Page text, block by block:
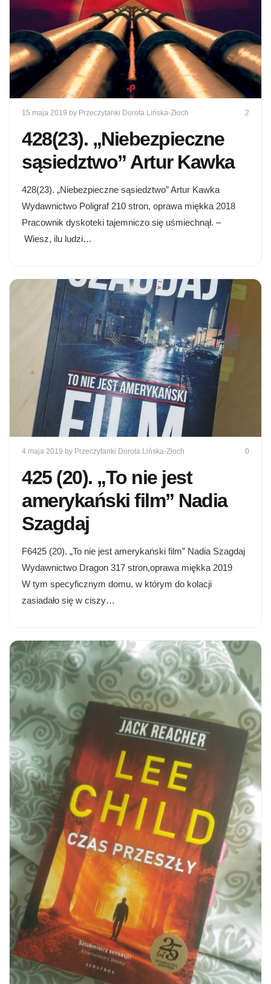
15 maja 2019 by Przeczytanki Dorota Lińska-Złoch 2
428(23). „Niebezpieczne
sąsiedztwo” Artur Kawka
428(23). „Niebezpieczne sąsiedztwo” Artur Kawka
Wydawnictwo Poligraf 210 stron, oprawa miękka 2018
Pracownik dyskoteki tajemniczo się uśmiechnął. –
Wiesz, ilu ludzi…
4 maja 2019 by Przeczytanki Dorota Lińska-Złoch 0
425 (20). „To nie jest
amerykański film” Nadia
Szagdaj
F6425 (20). „To nie jest amerykański film” Nadia Szagdaj
Wydawnictwo Dragon 317 stron,oprawa miękka 2019
W tym specyficznym domu, w którym do kolacji
zasiadało się w ciszy…